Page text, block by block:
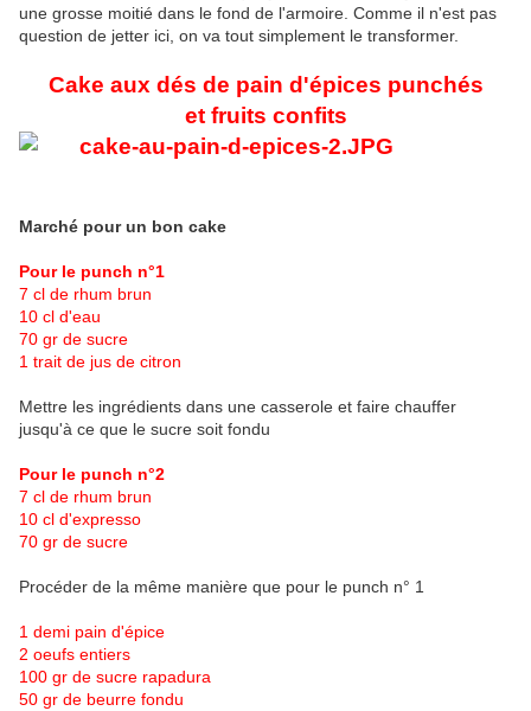
une grosse moitié dans le fond de l'armoire. Comme il n'est pas
question de jetter ici, on va tout simplement le transformer.
Cake aux dés de pain d'épices punchés
et fruits confits
Marché pour un bon cake
Pour le punch n°1
7 cl de rhum brun
10 cl d'eau
70 gr de sucre
1 trait de jus de citron
Mettre les ingrédients dans une casserole et faire chauffer
jusqu'à ce que le sucre soit fondu
Pour le punch n°2
7 cl de rhum brun
10 cl d'expresso
70 gr de sucre
Procéder de la même manière que pour le punch n° 1
1 demi pain d'épice
2 oeufs entiers
100 gr de sucre rapadura
50 gr de beurre fondu